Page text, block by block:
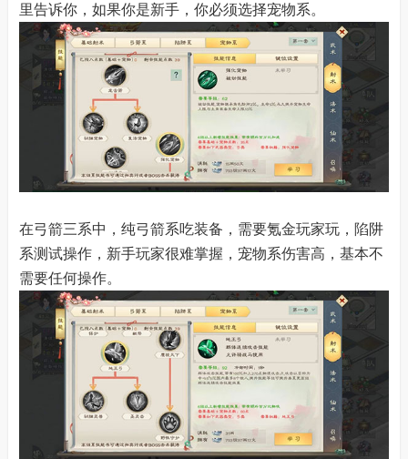
里告诉你，如果你是新手，你必须选择宠物系。
在弓箭三系中，纯弓箭系吃装备，需要氪金玩家玩，陷阱
系测试操作，新手玩家很难掌握，宠物系伤害高，基本不
需要任何操作。